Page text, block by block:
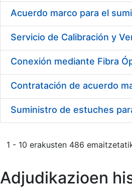
Erakutsi/Ezkutatu
Acuerdo marco para el
Suministro de estuches
1 - 10 erakusten 486
Adjudikazioen